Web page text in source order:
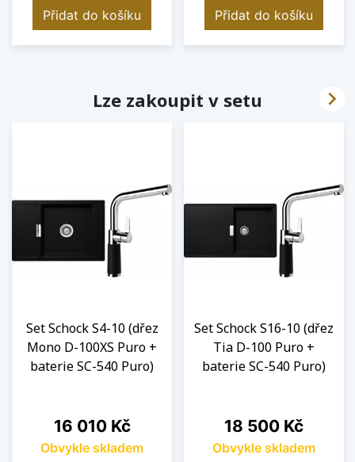
Přidat do košíku Přidat do košíku
Lze zakoupit v setu
Set Schock S4-10 (dřez
Mono D-100XS Puro +
baterie SC-540 Puro)
Cena
16 010 Kč
Obvykle skladem
Set Schock S16-10 (dřez
Tia D-100 Puro +
baterie SC-540 Puro)
Cena
18 500 Kč
Obvykle skladem
